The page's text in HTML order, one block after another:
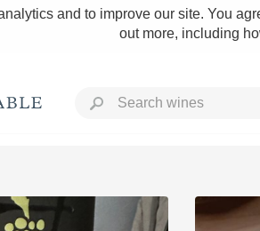
and to improve our site. You
out more, including
and Bold